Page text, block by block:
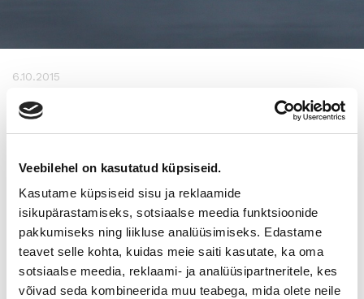
Veebilehel on kasutatud küpsiseid.
Kasutame küpsiseid sisu ja reklaamide
isikupärastamiseks, sotsiaalse meedia funktsioonide
pakkumiseks ning liikluse analüüsimiseks. Edastame
teavet selle kohta, kuidas meie saiti kasutate, ka oma
sotsiaalse meedia, reklaami- ja analüüsipartneritele, kes
võivad seda kombineerida muu teabega, mida olete neile
6.10.2015
TAMPERELAINEN KÄSITYÖLIIKE
YRITTÄJÄN
Tampereen Koskikeskuksissa vuosia toiminut käsityöliike
Merletto vaihtaa yrittäjää. Uusi yrittäjä ja toimitusjohtaja Miira
Karppinen on aiemmin toiminut oppikirjakauppa Jameran
myymäläpäällikkönä ja on intohimoinen käsityöihminen. Miia
Karppisen lisäksi yrityksen muita omistajia ovat Jamera Oy